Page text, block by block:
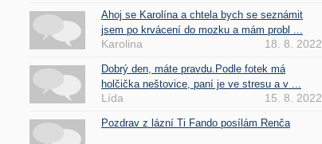
Ahoj se Karolína a chtela bych se seznámit
jsem po krvácení do mozku a mám probl ...
Karolina 18. 8. 2022
Dobrý den, máte pravdu.Podle fotek má
holčička neštovice, paní je ve stresu a v ...
Lída 15. 8. 2022
Pozdrav z lázní Ti Fando posílám Renča